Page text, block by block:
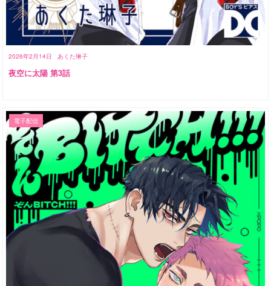
2026年2月14日 あくた琳子
夜空に太陽 第3話
電子配信